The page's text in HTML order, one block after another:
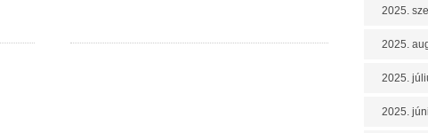
2025.
2025.
2025.
2025.